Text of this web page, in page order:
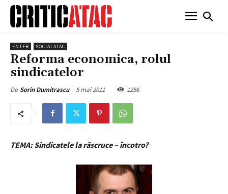
ENTER SOCIALATAC
Reforma economica, rolul
sindicatelor
De Sorin Dumitrascu 5 mai 2011 1256
TEMA: Sindicatele la răscruce – încotro?